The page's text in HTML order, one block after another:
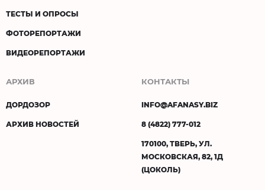
ТЕСТЫ И ОПРОСЫ
ФОТОРЕПОРТАЖИ
ВИДЕОРЕПОРТАЖИ
АРХИВ
ДОРДОЗОР
АРХИВ НОВОСТЕЙ
КОНТАКТЫ
INFO@AFANASY.BIZ
8 (4822) 777-012
170100, ТВЕРЬ, УЛ.
МОСКОВСКАЯ, 82, 1Д
(ЦОКОЛЬ)